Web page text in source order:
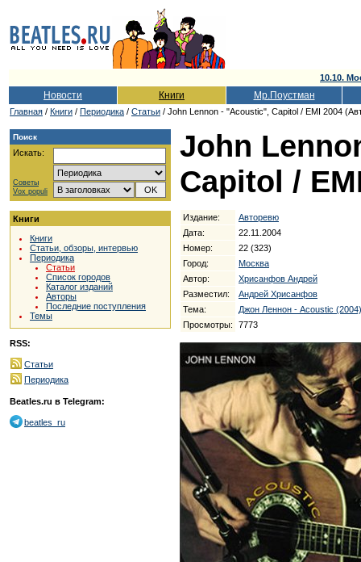
10.10.
Новости Книги Мр.Поустман
Главная / Книги / Периодика / Статьи / John Lennon - "Acoustic", Capitol / EMI 2004
Поиск
Искать:
Советы
Vox populi
Книги
Книги
Статьи, обзоры, интервью
Периодика
Статьи
Список городов
Каталог изданий
Авторы
Последние поступления
Темы
RSS:
Статьи
Периодика
Beatles.ru в Telegram:
beatles_ru
John
Capitol /
Издание:
Авторевю
Дата:
22.11.2004
Номер:
22 (323)
Город:
Москва
Автор:
Хрисанфов Андрей
Разместил:
Андрей Хрисанфов
Тема:
Джон Леннон - Acoustic (2004)
Просмотры:
7773